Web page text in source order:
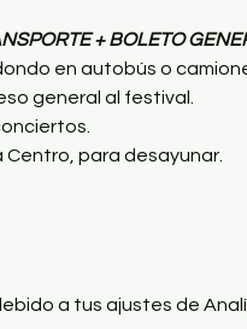
+ BOLETO
en autobús o
general al festival.
para desayunar.
a tus ajustes de